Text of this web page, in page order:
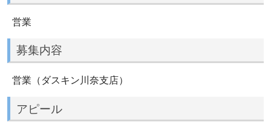
営業
募集内容
営業（ダスキン川奈支店）
アピール